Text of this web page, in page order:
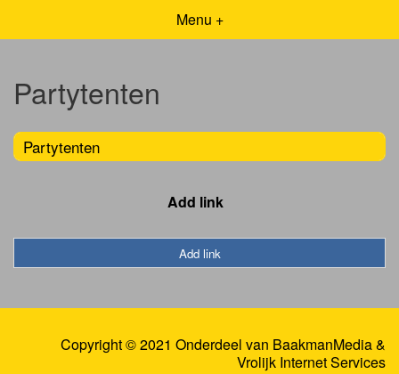
Menu +
Partytenten
Partytenten
Add link
Add link
Copyright © 2021 Onderdeel van BaakmanMedia&
Vrolijk Internet Services